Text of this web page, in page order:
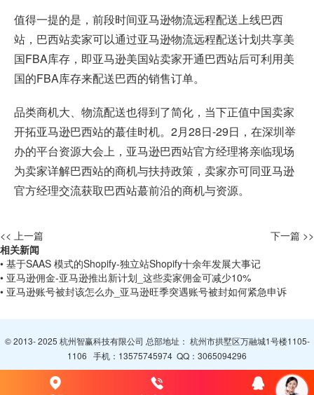
值得一提的是，前段时间亚马逊物流远程配送上线巴西
站，巴西站卖家可以通过亚马逊物流远程配送计划共享美
国FBA库存，即亚马逊美国站卖家开通巴西站后可利用美
国的FBA库存来配送巴西的销售订单。
品类商机大、物流配送也得到了简化，当下正值中国卖家
开拓亚马逊巴西站的蕞佳时机。2月28日-29日，在深圳举
办的平台资源大会上，亚马逊巴西站官方经理将亲临现场
为卖家详解巴西站的商机与扶持政策，卖家亦可同亚马逊
官方经理交流获取巴西站蕞前沿的商机与资源。
<< 上一篇
下一篇 >>
相关新闻
• 基于SAAS 模式的Shopify-独立站Shopify十余年发展大事记
• 亚马逊佣金-亚马逊推出新计划_这些卖家佣金可减少10%
• 亚马逊账号被封该怎么办_亚马逊旺季突遇账号被封如何紧急申诉
© 2013- 2025 杭州智赢科技有限公司 总部地址： 杭州市拱墅区万融城1号楼1105-
1106 手机： 13575745974 QQ： 3065094296